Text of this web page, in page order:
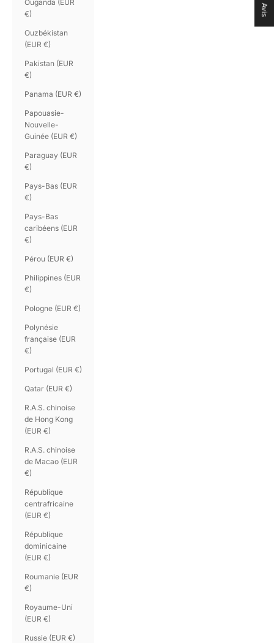
Ouganda (EUR
€)
Ouzbékistan
(EUR €)
Pakistan (EUR
€)
Panama (EUR €)
Papouasie-
Nouvelle-
Guinée (EUR €)
Paraguay (EUR
€)
Pays-Bas (EUR
€)
Pays-Bas
caribéens (EUR
€)
Pérou (EUR €)
Philippines (EUR
€)
Pologne (EUR €)
Polynésie
française (EUR
€)
Portugal (EUR €)
Qatar (EUR €)
R.A.S. chinoise
de Hong Kong
(EUR €)
R.A.S. chinoise
de Macao (EUR
€)
République
centrafricaine
(EUR €)
République
dominicaine
(EUR €)
Roumanie (EUR
€)
Royaume-Uni
(EUR €)
Russie (EUR €)
Avis